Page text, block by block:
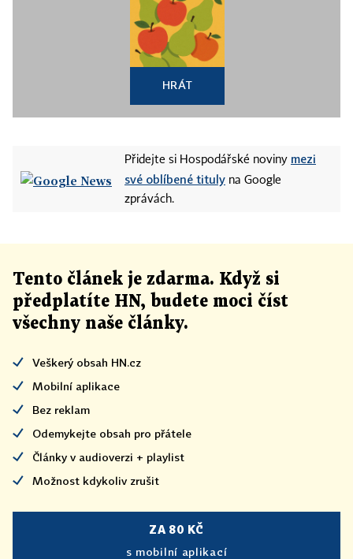
HRÁT
Přidejte si Hospodářské noviny mezi
své oblíbené tituly na Google
zprávách.
Tento článek je zdarma. Když si
předplatíte HN, budete moci číst
všechny naše články.
Veškerý obsah HN.cz
Mobilní aplikace
Bez reklam
Odemykejte obsah pro přátele
Články v audioverzi + playlist
Možnost kdykoliv zrušit
ZA 80 KČ
s mobilní aplikací